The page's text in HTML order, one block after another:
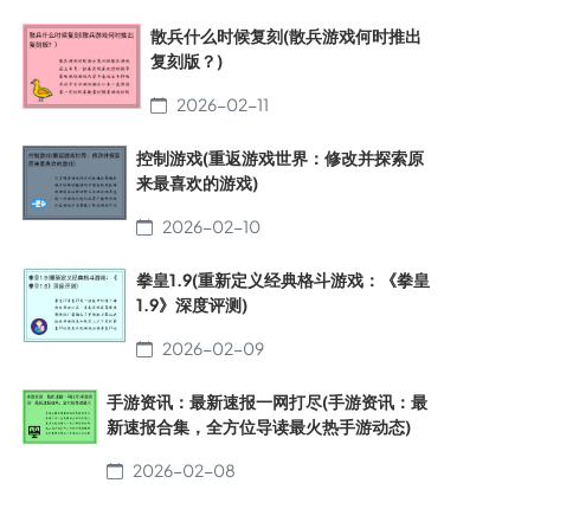
散兵什么时候复刻(散兵游戏何时推出
复刻版？)
2026-02-11
控制游戏(重返游戏世界：修改并探索原
来最喜欢的游戏)
2026-02-10
拳皇1.9(重新定义经典格斗游戏：《拳皇
1.9》深度评测)
2026-02-09
手游资讯：最新速报一网打尽(手游资讯：最
新速报合集，全方位导读最火热手游动态)
2026-02-08